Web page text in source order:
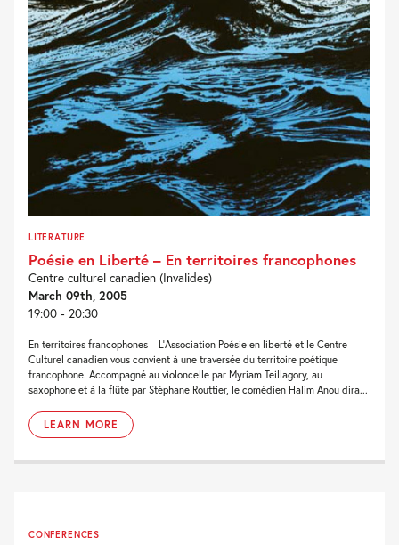
LITERATURE
Poésie en Liberté – En territoires francophones
Centre culturel canadien (Invalides)
March 09th, 2005
19:00 - 20:30
En territoires francophones – L’Association Poésie en liberté et le Centre
Culturel canadien vous convient à une traversée du territoire poétique
francophone. Accompagné au violoncelle par Myriam Teillagory, au
saxophone et à la flûte par Stéphane Routtier, le comédien Halim Anou dira...
LEARN MORE
CONFERENCES